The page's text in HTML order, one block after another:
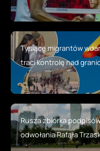
Tysiące migrantów
traci kontrolę nad
Rusza zbiórka
odwołania Rafała